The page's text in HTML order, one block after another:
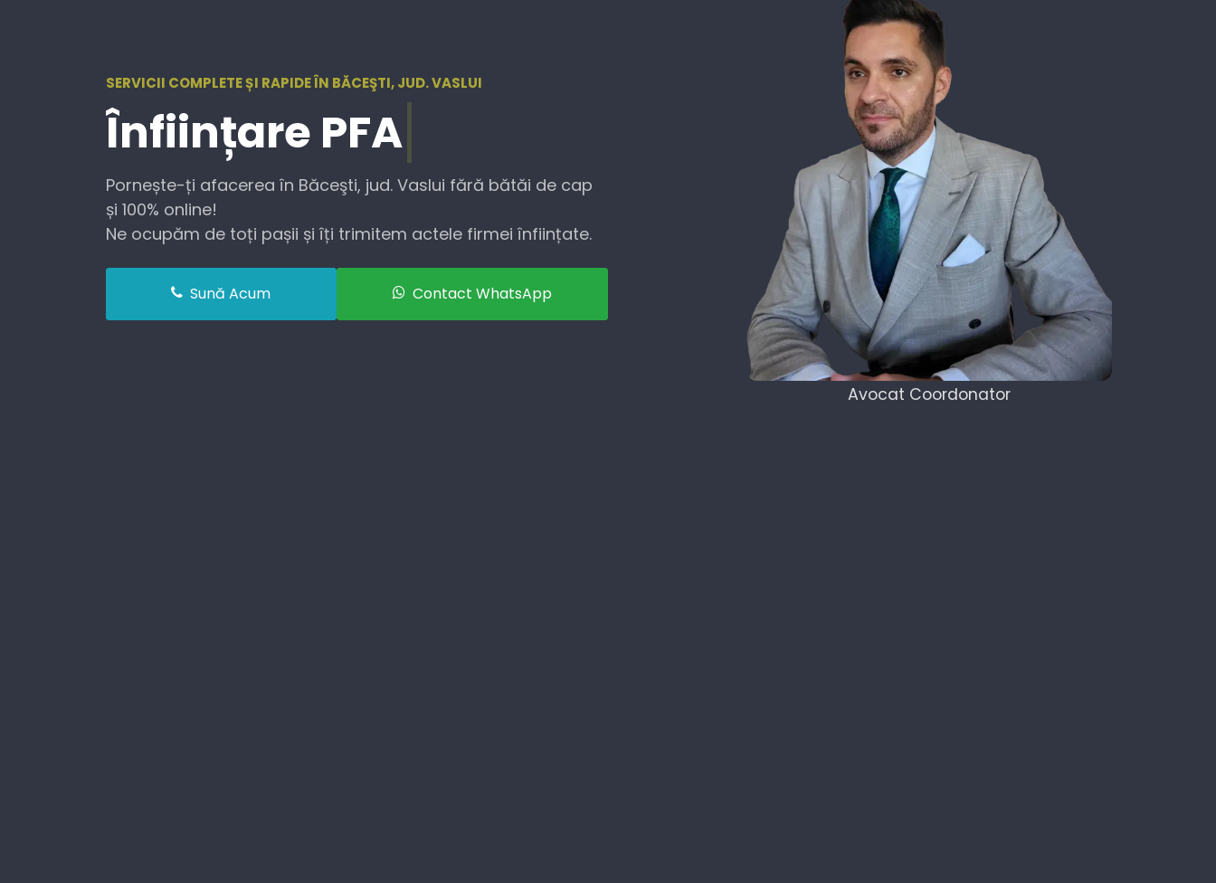
SERVICII COMPLETE ȘI RAPIDE ÎN BĂCEŞTI, JUD. VASLUI
Înființare PFA
Pornește-ți afacerea în Băceşti, jud. Vaslui fără bătăi de cap
și 100% online!
Ne ocupăm de toți pașii și îți trimitem actele firmei înființate.
Sună Acum Contact WhatsApp
Avocat Coordonator